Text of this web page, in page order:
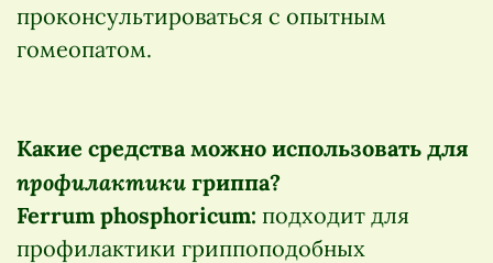
проконсультироваться с опытным
гомеопатом.
Какие средства можно использовать для
профилактики гриппа?
Ferrum phosphoricum: подходит для
профилактики гриппоподобных